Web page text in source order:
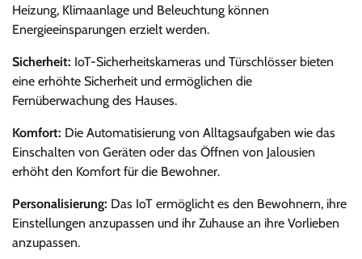
Heizung, Klimaanlage und Beleuchtung können
Energieeinsparungen erzielt werden.
Sicherheit: IoT-Sicherheitskameras und Türschlösser bieten
eine erhöhte Sicherheit und ermöglichen die
Fernüberwachung des Hauses.
Komfort: Die Automatisierung von Alltagsaufgaben wie das
Einschalten von Geräten oder das Öffnen von Jalousien
erhöht den Komfort für die Bewohner.
Personalisierung: Das IoT ermöglicht es den Bewohnern, ihre
Einstellungen anzupassen und ihr Zuhause an ihre Vorlieben
anzupassen.